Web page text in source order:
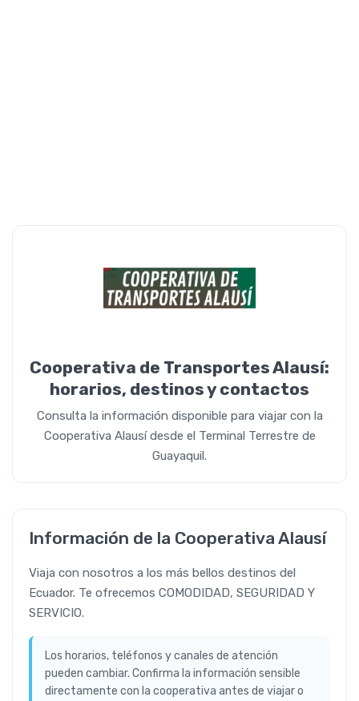
Cooperativa de Transportes Alausí:
horarios, destinos y contactos
Consulta la información disponible para viajar con la
Cooperativa Alausí desde el Terminal Terrestre de
Guayaquil.
Información de la Cooperativa Alausí
Viaja con nosotros a los más bellos destinos del
Ecuador. Te ofrecemos COMODIDAD, SEGURIDAD Y
SERVICIO.
Los horarios, teléfonos y canales de atención
pueden cambiar. Confirma la información sensible
directamente con la cooperativa antes de viajar o